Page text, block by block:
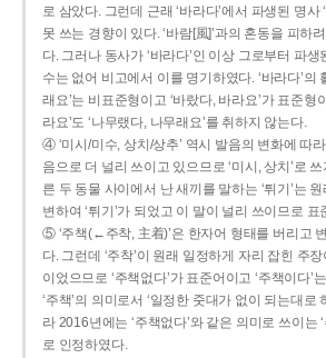
로 삼았다. 그런데 근래 ‘바라다’에서 파생된 명사
못 쓰는 경향이 있다. ‘바람[風]’과의 혼동을 피하
다. 그러나 동사가 ‘바라다’인 이상 그로부터 파생
수는 없어 비고에서 이를 명기하였다. ‘바라다’의
래요’는 비표준형이고 ‘바랐다, 바라요’가 표준형
라요’도 ‘나무랬다, 나무래요’를 취하지 않는다.
④ ‘미시/미수, 상치/상추’ 역시 발음의 변화에 따
음으로 더 널리 쓰이고 있으므로 ‘미시, 상치’로
른 두 동물 사이에서 난 새끼를 말하는 ‘튀기’는 원
변하여 ‘튀기’가 되었고 이 말이 널리 쓰이므로
⑤ ‘주책(←주착, 主着)’은 한자어 형태를 버리고
다. 그런데 ‘주착’이 원래 일정하게 자리 잡힌 주
이었으므로 ‘주책없다’가 표준어이고 ‘주책이다’
‘주책’의 의미로서 ‘일정한 줏대가 없이 되는대로
라 2016년에는 ‘주책없다’와 같은 의미로 쓰이는
로 인정하였다.